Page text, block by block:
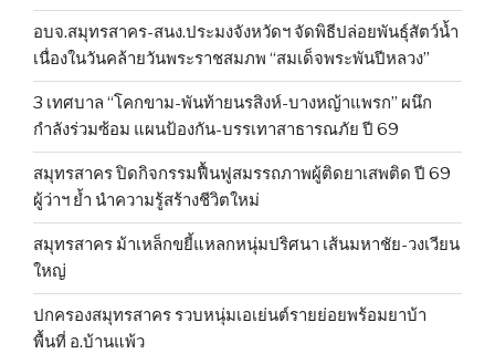
อบจ.สมุทรสาคร-สนง.ประมงจังหวัดฯ จัดพิธีปล่อยพันธุ์สัตว์น้ำ
เนื่องในวันคล้ายวันพระราชสมภพ “สมเด็จพระพันปีหลวง”
3 เทศบาล “โคกขาม-พันท้ายนรสิงห์-บางหญ้าแพรก” ผนึก
กำลังร่วมซ้อม แผนป้องกัน-บรรเทาสาธารณภัย ปี 69
สมุทรสาคร ปิดกิจกรรมฟื้นฟูสมรรถภาพผู้ติดยาเสพติด ปี 69
ผู้ว่าฯ ย้ำ นำความรู้สร้างชีวิตใหม่
สมุทรสาคร ม้าเหล็กขยี้แหลกหนุ่มปริศนา เส้นมหาชัย-วงเวียน
ใหญ่
ปกครองสมุทรสาคร รวบหนุ่มเอเย่นต์รายย่อยพร้อมยาบ้า
พื้นที่ อ.บ้านแพ้ว